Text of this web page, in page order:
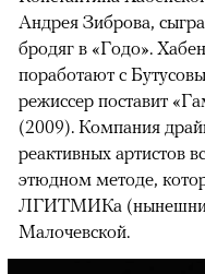
Андрея Зиброва,
бродяг в «Годо».
поработают с
режиссер поставит
(2009). Компания
реактивных артистов
этюдном методе,
ЛГИТМИКа
Малочевской.